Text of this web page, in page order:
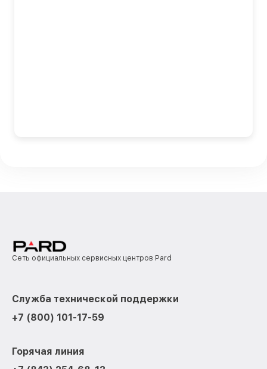
Сеть официальных сервисных центров Pard
Служба технической поддержки
+7 (800) 101-17-59
Горячая линия